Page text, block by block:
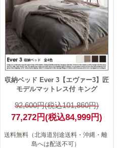
収納ベッド Ever 3【エヴァー3】匠
モデルマットレス付 キング
92,600円(税込101,860円)
77,272円(税込84,999円)
送料無料（北海道別途送料・沖縄・離
島へは配送不可）